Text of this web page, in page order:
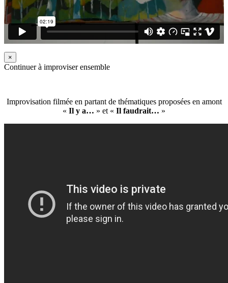
×
Continuer à improviser ensemble
Improvisation filmée en partant de thématiques proposées en amont
« Il y a… » et « Il faudrait… »